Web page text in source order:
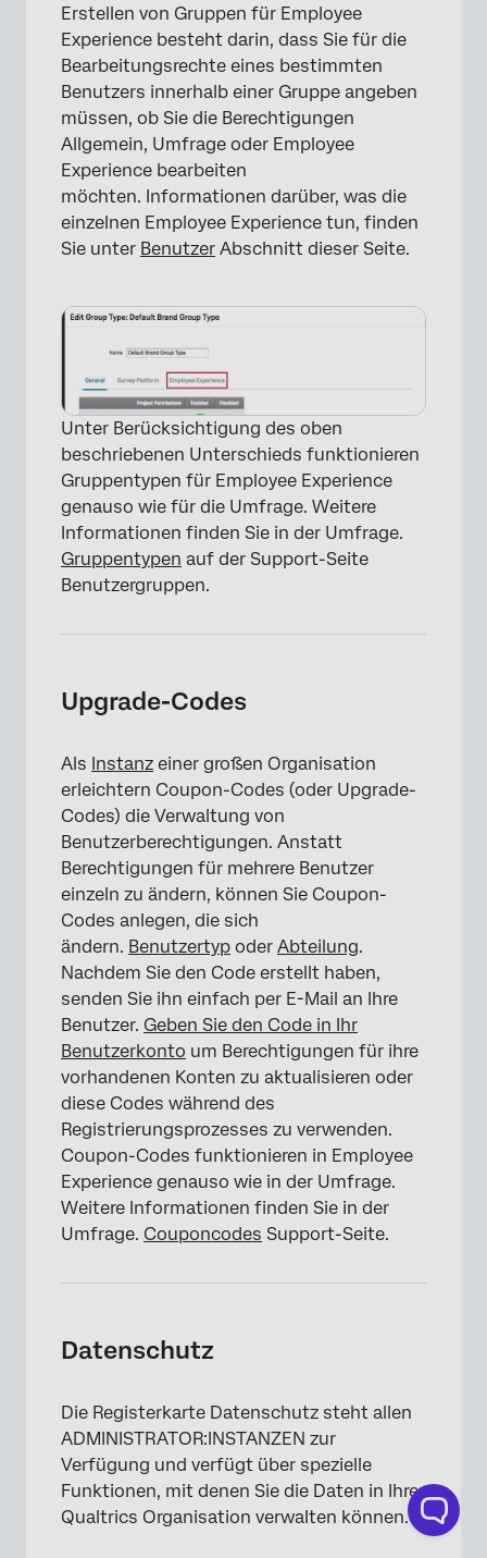
×
Erstellen von Gruppen für Employee
Experience besteht darin, dass Sie für die
Bearbeitungsrechte eines bestimmten
Benutzers innerhalb einer Gruppe angeben
müssen, ob Sie die Berechtigungen
Allgemein, Umfrage oder Employee
Experience bearbeiten
möchten. Informationen darüber, was die
einzelnen Employee Experience tun, finden
Sie unter Benutzer Abschnitt dieser Seite.
×
Unter Berücksichtigung des oben
beschriebenen Unterschieds funktionieren
Gruppentypen für Employee Experience
genauso wie für die Umfrage. Weitere
Informationen finden Sie in der Umfrage.
Gruppentypen auf der Support-Seite
Benutzergruppen.
Upgrade-Codes
Als Instanz einer großen Organisation
erleichtern Coupon-Codes (oder Upgrade-
Codes) die Verwaltung von
Benutzerberechtigungen. Anstatt
Berechtigungen für mehrere Benutzer
einzeln zu ändern, können Sie Coupon-
Codes anlegen, die sich
ändern. Benutzertyp oder Abteilung.
Nachdem Sie den Code erstellt haben,
senden Sie ihn einfach per E-Mail an Ihre
Benutzer. Geben Sie den Code in Ihr
Benutzerkonto um Berechtigungen für ihre
vorhandenen Konten zu aktualisieren oder
diese Codes während des
Registrierungsprozesses zu verwenden.
Coupon-Codes funktionieren in Employee
Experience genauso wie in der Umfrage.
Weitere Informationen finden Sie in der
Umfrage. Couponcodes Support-Seite.
Datenschutz
Die Registerkarte Datenschutz steht allen
ADMINISTRATOR:INSTANZEN zur
Verfügung und verfügt über spezielle
Funktionen, mit denen Sie die Daten in Ihrer
Qualtrics Organisation verwalten können.